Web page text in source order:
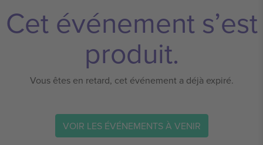
Cet événement s’est
produit.
Vous êtes en retard, cet événement a déjà expiré.
VOIR LES ÉVÉNEMENTS À VENIR